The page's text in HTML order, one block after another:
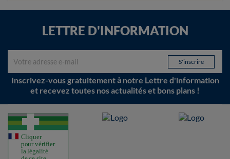
LETTRE D'INFORMATION
Inscrivez-vous gratuitement à notre Lettre d'information
et recevez toutes nos actualités et bons plans !